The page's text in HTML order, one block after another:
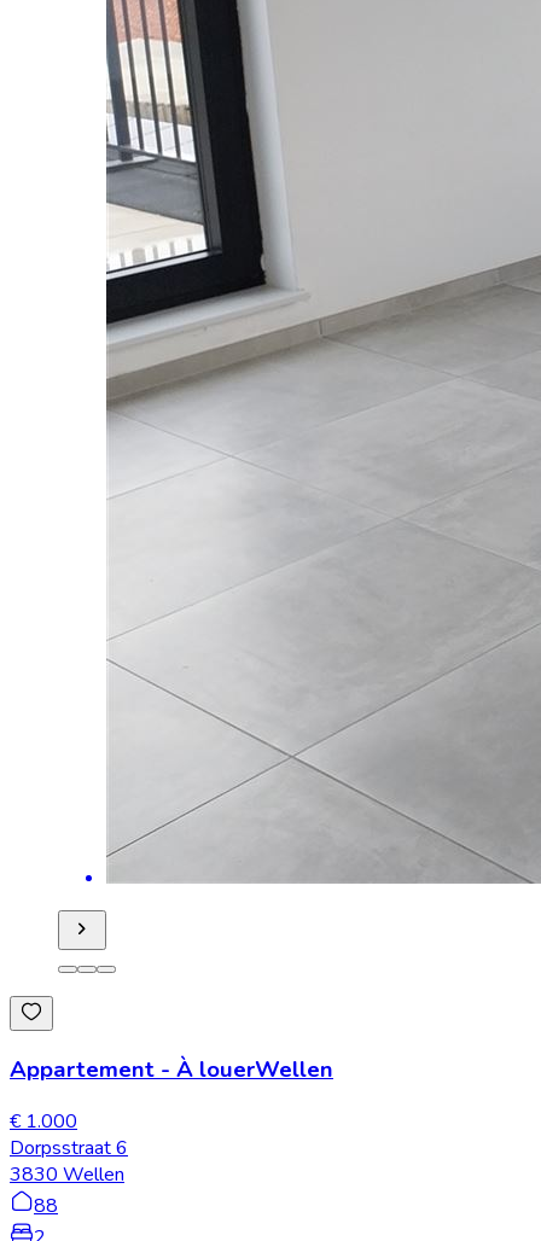
Appartement - À louerWellen
€ 1.000
Dorpsstraat 6
3830 Wellen
88